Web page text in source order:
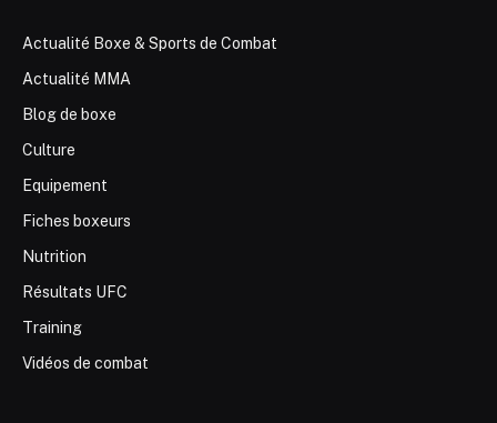
Actualité Boxe & Sports de Combat
Actualité MMA
Blog de boxe
Culture
Equipement
Fiches boxeurs
Nutrition
Résultats UFC
Training
Vidéos de combat